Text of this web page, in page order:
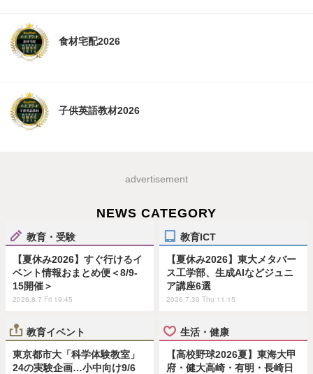
食材宅配2026
子供英語教材2026
advertisement
NEWS CATEGORY
教育・受験
【夏休み2026】すぐ行けるイ
ベント情報おまとめ便＜8/9-
15開催＞
2026.8.7 Fri 19:45
教育ICT
【夏休み2026】東大メタバー
ス工学部、生成AIなどジュニ
ア講座6選
2026.7.30 Thu 11:15
教育イベント
東京都市大「科学体験教室」
24の実験企画…小中向け9/6
生活・健康
【高校野球2026夏】東海大甲
府・健大高崎・有明・長崎日